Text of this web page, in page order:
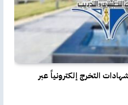
التخرج إلكترونياً عبر